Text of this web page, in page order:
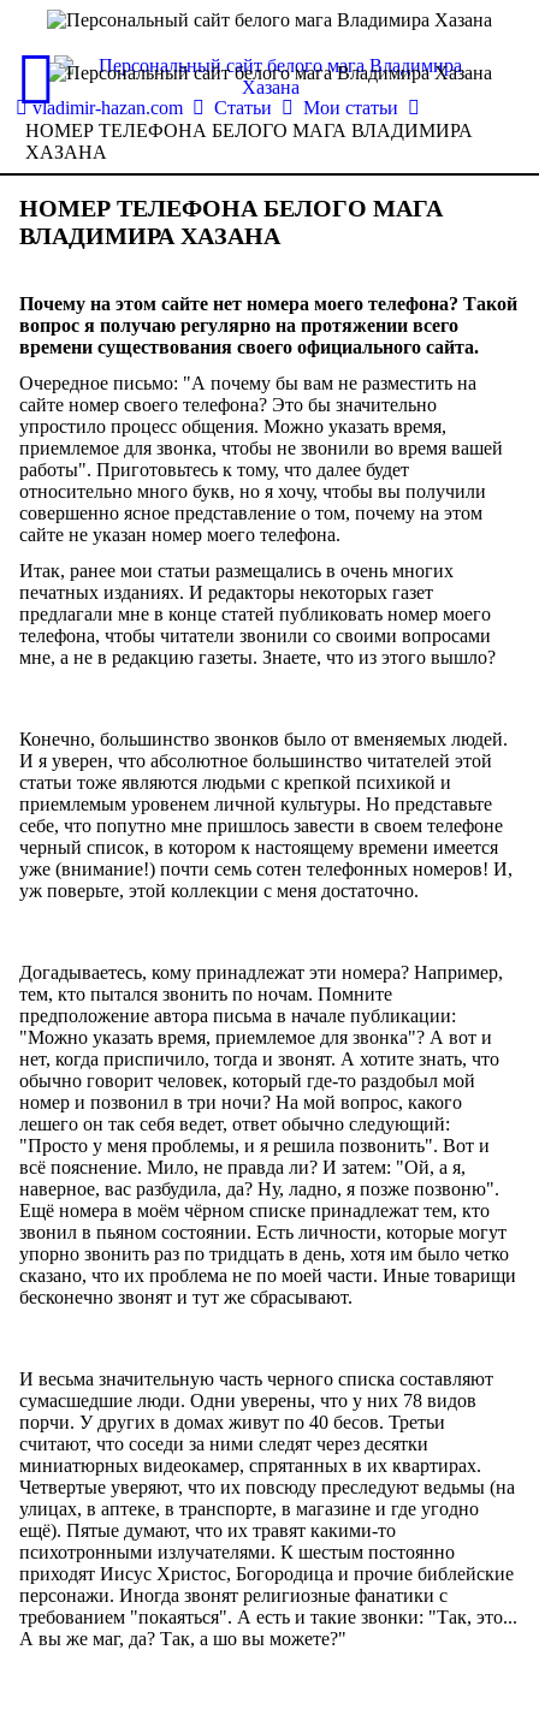
vladimir-hazan.com Статьи
Мои статьи
НОМЕР ТЕЛЕФОНА БЕЛОГО МАГА ВЛАДИМИРА
ХАЗАНА
НОМЕР ТЕЛЕФОНА БЕЛОГО МАГА
ВЛАДИМИРА ХАЗАНА
Почему на этом сайте нет номера моего телефона? Такой
вопрос я получаю регулярно на протяжении всего
времени существования своего официального сайта.
Очередное письмо: "А почему бы вам не разместить на
сайте номер своего телефона? Это бы значительно
упростило процесс общения. Можно указать время,
приемлемое для звонка, чтобы не звонили во время вашей
работы". Приготовьтесь к тому, что далее будет
относительно много букв, но я хочу, чтобы вы получили
совершенно ясное представление о том, почему на этом
сайте не указан номер моего телефона.
Итак, ранее мои статьи размещались в очень многих
печатных изданиях. И редакторы некоторых газет
предлагали мне в конце статей публиковать номер моего
телефона, чтобы читатели звонили со своими вопросами
мне, а не в редакцию газеты. Знаете, что из этого вышло?
Конечно, большинство звонков было от вменяемых людей.
И я уверен, что абсолютное большинство читателей этой
статьи тоже являются людьми с крепкой психикой и
приемлемым уровенем личной культуры. Но представьте
себе, что попутно мне пришлось завести в своем телефоне
черный список, в котором к настоящему времени имеется
уже (внимание!) почти семь сотен телефонных номеров! И,
уж поверьте, этой коллекции с меня достаточно.
Догадываетесь, кому принадлежат эти номера? Например,
тем, кто пытался звонить по ночам. Помните
предположение автора письма в начале публикации:
"Можно указать время, приемлемое для звонка"? А вот и
нет, когда приспичило, тогда и звонят. А хотите знать, что
обычно говорит человек, который где-то раздобыл мой
номер и позвонил в три ночи? На мой вопрос, какого
лешего он так себя ведет, ответ обычно следующий:
"Просто у меня проблемы, и я решила позвонить". Вот и
всё пояснение. Мило, не правда ли? И затем: "Ой, а я,
наверное, вас разбудила, да? Ну, ладно, я позже позвоню".
Ещё номера в моём чёрном списке принадлежат тем, кто
звонил в пьяном состоянии. Есть личности, которые могут
упорно звонить раз по тридцать в день, хотя им было четко
сказано, что их проблема не по моей части. Иные товарищи
бесконечно звонят и тут же сбрасывают.
И весьма значительную часть черного списка составляют
сумасшедшие люди. Одни уверены, что у них 78 видов
порчи. У других в домах живут по 40 бесов. Третьи
считают, что соседи за ними следят через десятки
миниатюрных видеокамер, спрятанных в их квартирах.
Четвертые уверяют, что их повсюду преследуют ведьмы (на
улицах, в аптеке, в транспорте, в магазине и где угодно
ещё). Пятые думают, что их травят какими-то
психотронными излучателями. К шестым постоянно
приходят Иисус Христос, Богородица и прочие библейские
персонажи. Иногда звонят религиозные фанатики с
требованием "покаяться". А есть и такие звонки: "Так, это...
А вы же маг, да? Так, а шо вы можете?"